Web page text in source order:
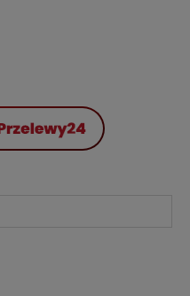
płatności